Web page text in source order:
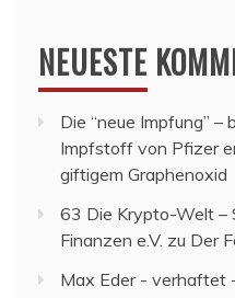
NEUESTE
Die “neue Impfung”
Impfstoff von Pfizer
giftigem Graphenoxid
63 Die Krypto-Welt –
Finanzen e.V. zu Der
Max Eder - verhaftet